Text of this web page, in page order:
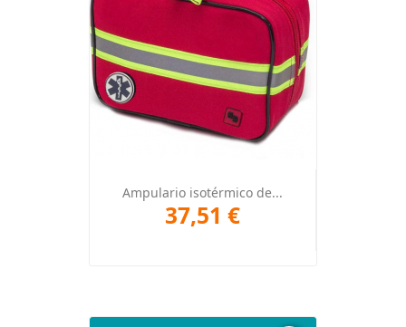
Ampulario isotérmico de...
37,51 €